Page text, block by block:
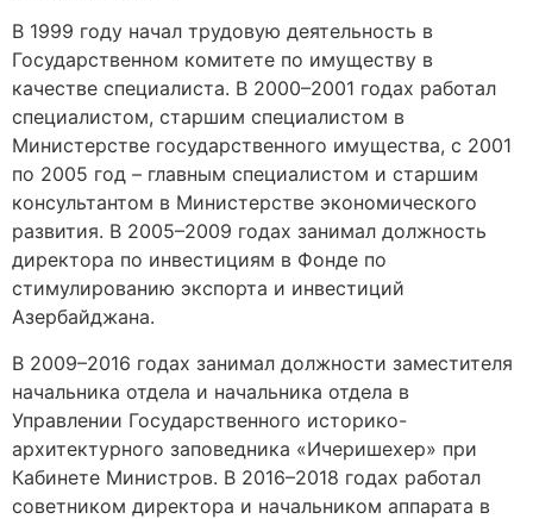
В 1999 году начал трудовую деятельность в
Государственном комитете по имуществу в
качестве специалиста. В 2000–2001 годах работал
специалистом, старшим специалистом в
Министерстве государственного имущества, с 2001
по 2005 год – главным специалистом и старшим
консультантом в Министерстве экономического
развития. В 2005–2009 годах занимал должность
директора по инвестициям в Фонде по
стимулированию экспорта и инвестиций
Азербайджана.
В 2009–2016 годах занимал должности заместителя
начальника отдела и начальника отдела в
Управлении Государственного историко-
архитектурного заповедника «Ичеришехер» при
Кабинете Министров. В 2016–2018 годах работал
советником директора и начальником аппарата в